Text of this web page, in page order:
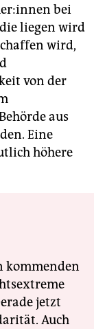
bei
liegen wird
wird,
von der
aus
Eine
höhere
kommenden
jetzt
Auch